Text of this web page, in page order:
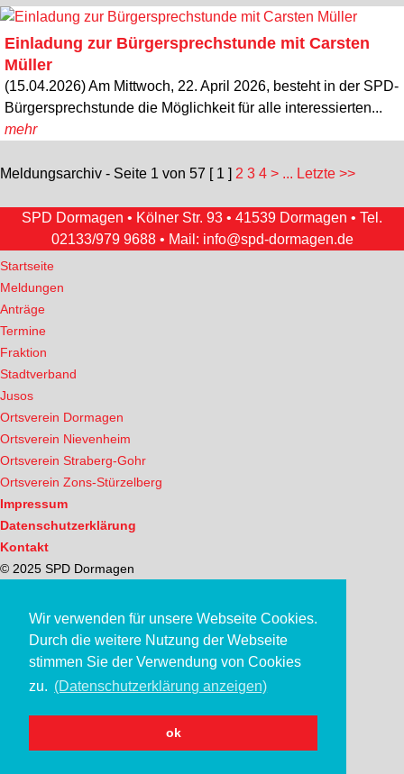
Wir verwenden für unsere Webseite Cookies.
Durch die weitere Nutzung der Webseite
stimmen Sie der Verwendung von Cookies
zu. (Datenschutzerklärung anzeigen)
ok
Einladung zur Bürgersprechstunde mit Carsten
Müller
(15.04.2026) Am Mittwoch, 22. April 2026, besteht in der SPD-
Bürgersprechstunde die Möglichkeit für alle interessierten...
mehr
Meldungsarchiv - Seite 1 von 57 [ 1 ] 2 3 4 > ... Letzte >>
SPD Dormagen • Kölner Str. 93 • 41539 Dormagen • Tel.
02133/979 9688• Mail: info@spd-dormagen.de
Startseite
Meldungen
Anträge
Termine
Fraktion
Stadtverband
Jusos
Ortsverein Dormagen
Ortsverein Nievenheim
Ortsverein Straberg-Gohr
Ortsverein Zons-Stürzelberg
Impressum
Datenschutzerklärung
Kontakt
© 2025 SPD Dormagen